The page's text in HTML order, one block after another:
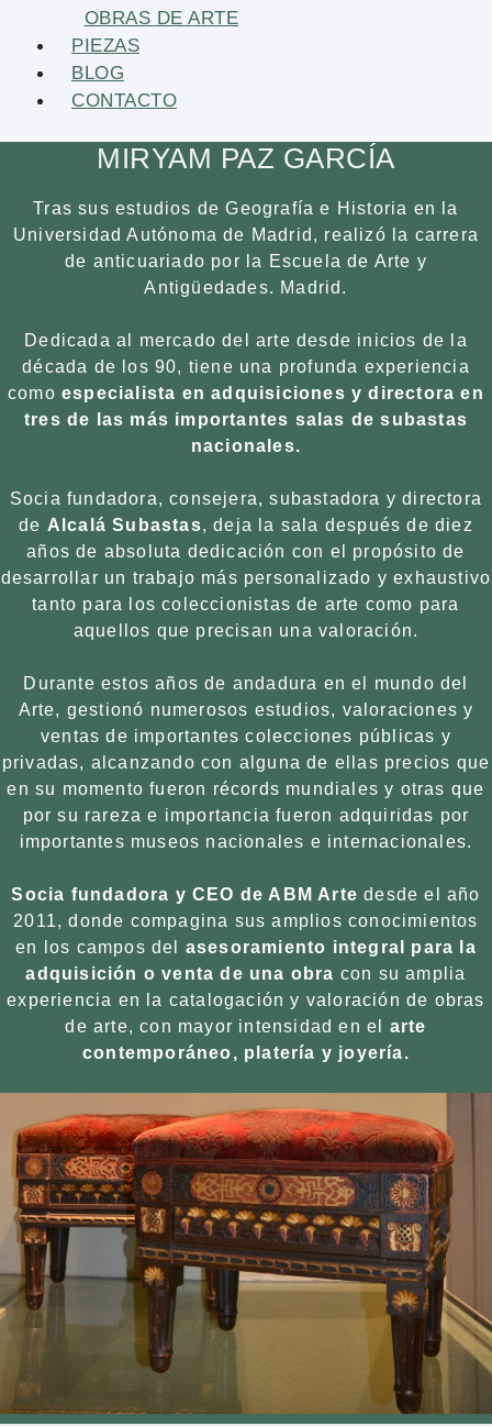
OBRAS DE ARTE
PIEZAS
BLOG
CONTACTO
MIRYAM PAZ GARCÍA
Tras sus estudios de Geografía e Historia en la
Universidad Autónoma de Madrid, realizó la carrera
de anticuariado por la Escuela de Arte y
Antigüedades. Madrid.
Dedicada al mercado del arte desde inicios de la
década de los 90, tiene una profunda experiencia
comoespecialista en adquisiciones y directora en
tres de las más importantes salas de subastas
nacionales.
Socia fundadora, consejera, subastadora y directora
de Alcalá Subastas, deja la sala después de diez
años de absoluta dedicación con el propósito de
desarrollar un trabajo más personalizado y exhaustivo
tanto para los coleccionistas de arte como para
aquellos que precisan una valoración.
Durante estos años de andadura en el mundo del
Arte, gestionó numerosos estudios, valoraciones y
ventas de importantes colecciones públicas y
privadas, alcanzando con alguna de ellas precios que
en su momento fueron récords mundiales y otras que
por su rareza e importancia fueron adquiridas por
importantes museos nacionales e internacionales.
Socia fundadora y CEO de ABM Arte desde el año
2011, donde compagina sus amplios conocimientos
en los campos del asesoramiento integral para la
adquisición o venta de una obra con su amplia
experiencia en la catalogación y valoración de obras
de arte, con mayor intensidad en el arte
contemporáneo, platería y joyería.